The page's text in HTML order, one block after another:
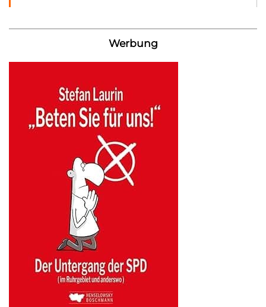
Werbung